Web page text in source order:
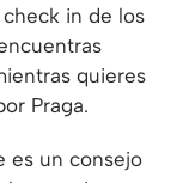
in de los
quieres
Praga.
es un consejo